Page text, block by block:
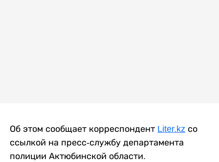
Об этом сообщает корреспондент Liter.kz со
ссылкой на пресс-службу департамента
полиции Актюбинской области.